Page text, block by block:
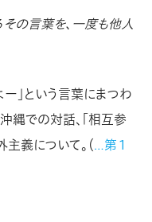
その言葉を、一度も他人
」という言葉にまつわ
縄での対話、「相互参
義について。（…第１